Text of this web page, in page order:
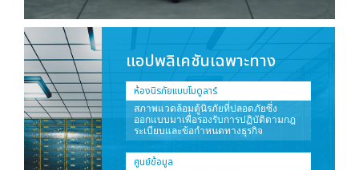
แอปพลิเคชันเฉพาะทาง
ห้องนิรภัยแบบโมดูลาร์
สภาพแวดล้อมตู้นิรภัยที่ปลอดภัยซึ่ง
ออกแบบมาเพื่อรองรับการปฏิบัติตามกฎ
ระเบียบและข้อกำหนดทางธุรกิจ
ศูนย์ข้อมูล